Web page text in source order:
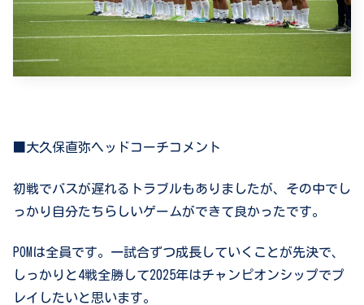
■大久保直弥ヘッドコーチコメント
初戦でバスが遅れるトラブルもありましたが、その中でし
っかり自分たちらしいゲームができて良かったです。
POM は全員です。一試合ずつ成長していくことが先決で、
しっかりと4戦全勝して2025年はチャンピオンシップでプ
レイしたいと思います。